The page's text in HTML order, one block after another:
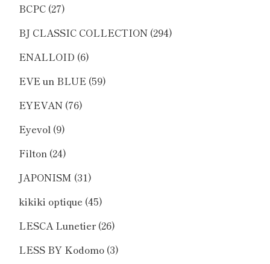
BCPC (27)
BJ CLASSIC COLLECTION (294)
ENALLOID (6)
EVE un BLUE (59)
EYEVAN (76)
Eyevol (9)
Filton (24)
JAPONISM (31)
kikiki optique (45)
LESCA Lunetier(26)
LESS BY Kodomo (3)